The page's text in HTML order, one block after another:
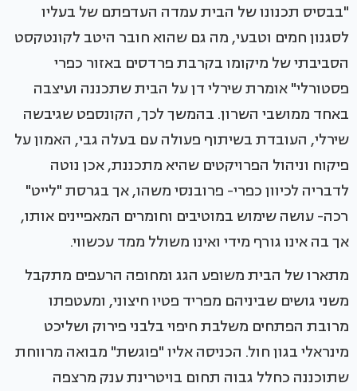
"בבסיס תכנונו של הבית עמדה העדפתם של בעליו
לסגנון חמים וטבעי, מה גם שהוא חובר היטב לקונטקסט
הסביבתי של מיקומו בקרבת פרדסים באזור כפרי
פסטורלי" אומרת שירלי דן על הבית שתכננה ועיצבה
באחד ממושבי השרון. בהמשך לכך, הקונספט שגיבשה
שירלי, העובדת בשיתוף פעולה עם בעלה גבי, האמון על
פיקוח וניהול הפרויקטים שהיא מתכננת, אכן נוטה
לדבריה לכיוון כפרי- פרובנסי משהו, אך בגרסת "לייט"
רכה- עושה שימוש במוטיבים וחומרים המאפיינים אותו,
אך בה אינו גורף מידי ואינו משולל ממד עכשווי.
מתארו של הבית משופע הגג ומחופה הרעפים מתקבל
משני גושים שביניהם מפריד פטיו חיצוני, ומעטפתו
מרובת הפתחים משלבת חיפוי בלבני פירוק ושליכט
מינראלי בגון חול. הכניסה אליו "פוגשת" מבואה מרווחת
שתוכננה כחלל גבוה תחום בויטרינת ענק מרצפה